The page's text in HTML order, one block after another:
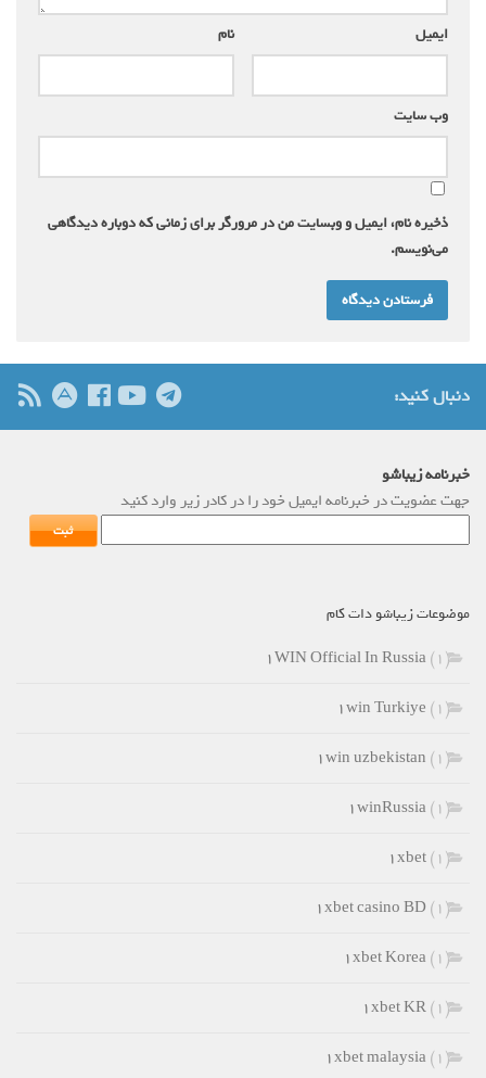
نام ایمیل
وب‌ سایت
ذخیره نام، ایمیل و وبسایت من در مرورگر برای زمانی که دوباره دیدگاهی
می‌نویسم.
دنبال کنید:
خبرنامه زیباشو
جهت عضویت در خبرنامه ایمیل خود را در کادر زیر وارد کنید
موضوعات زیباشو دات کام
۱WIN Official In Russia (1)
۱win Turkiye (1)
۱win uzbekistan (1)
۱winRussia (1)
۱xbet(1)
۱xbet casino BD(1)
۱xbet Korea (1)
۱xbet KR(1)
۱xbet malaysia (1)